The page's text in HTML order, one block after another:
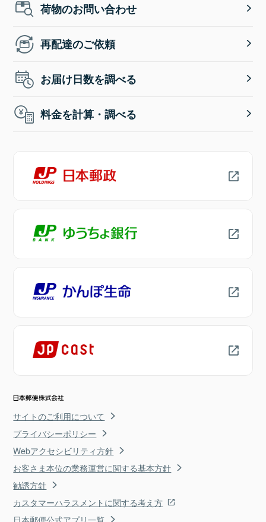
荷物のお問い合わせ
再配達のご依頼
お届け日数を調べる
料金を計算・調べる
サイトのご利用について
プライバシーポリシー
Webアクセシビリティ方針
お客さま本位の業務運営に関する基本方針
勧誘方針
カスタマーハラスメントに関する考え方
日本郵便公式アプリ一覧